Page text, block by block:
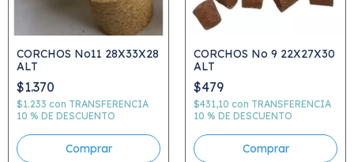
CORCHOS No11 28X33X28
ALT
$1.370
$1.233 con TRANSFERENCIA
10 % DE DESCUENTO
CORCHOS No 9 22X27X30
ALT
$479
$431,10 con TRANSFERENCIA
10 % DE DESCUENTO